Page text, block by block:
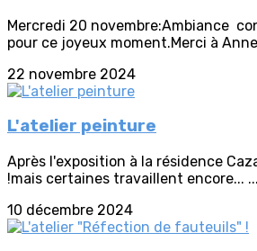
Mercredi 20 novembre:Ambiance
pour ce joyeux moment.Merci à
22 novembre 2024
L'atelier peinture
Après l'exposition à la résidence
!mais certaines travaillent encore... ...
10 décembre 2024